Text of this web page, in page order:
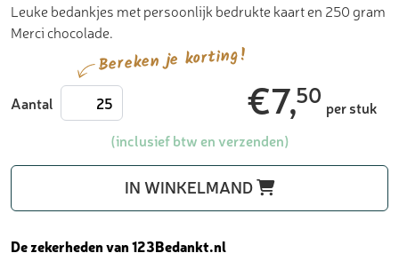
Leuke bedankjes met persoonlijk bedrukte kaart en 250 gram
Merci chocolade.
Bereken je korting!
Aantal Merci
250
bedankjes
€7,50 per stuk
(inclusief btw en verzenden)
IN WINKELMAND
De zekerheden van 123Bedankt.nl